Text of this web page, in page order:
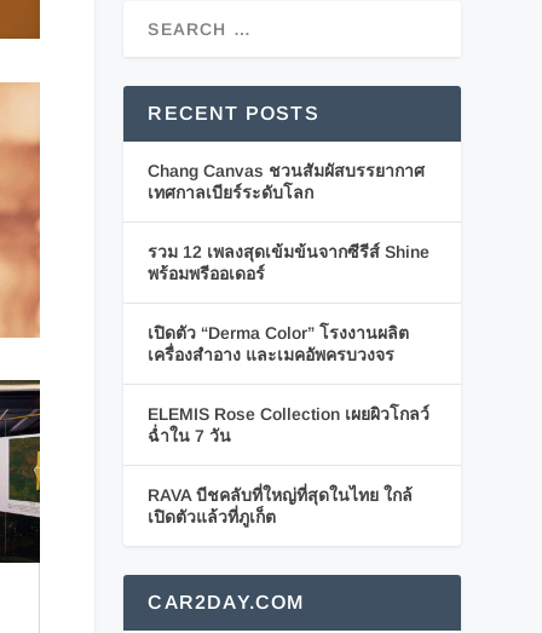
RECENT POSTS
Chang Canvas ชวนสัมผัสบรรยากาศ
เทศกาลเบียร์ระดับโลก
รวม 12 เพลงสุดเข้มข้นจากซีรีส์ Shine
พร้อมพรีออเดอร์
เปิดตัว “Derma Color” โรงงานผลิต
เครื่องสำอาง และเมคอัพครบวงจร
ELEMIS Rose Collection เผยผิวโกลว์
ฉ่ำใน 7 วัน
RAVA บีชคลับที่ใหญ่ที่สุดในไทย ใกล้
เปิดตัวแล้วที่ภูเก็ต
CAR2DAY.COM